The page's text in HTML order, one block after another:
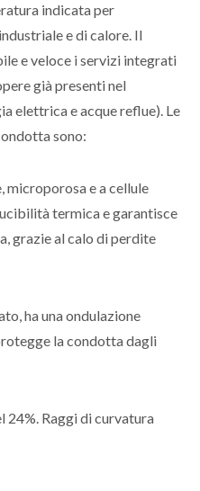
indicata per
e di calore. Il
e veloce i servizi integrati
già presenti nel
elettrica e acque reflue). Le
sono:
e a cellule
termica e garantisce
grazie al calo di perdite
ha una ondulazione
la condotta dagli
Raggi di curvatura